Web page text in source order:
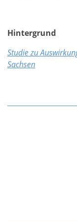
Hintergrund
Studie zu
Sachsen